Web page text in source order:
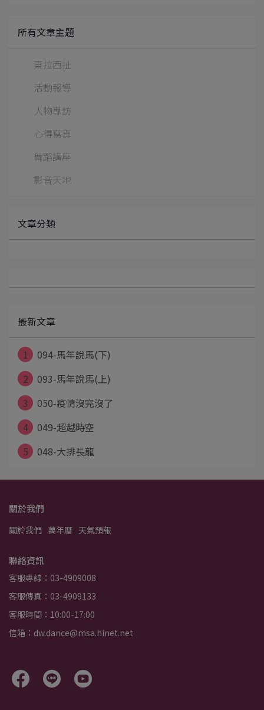
所有文章主題
東拉西扯
活動報導
人物專訪
心得寫真
舞蹈講座
影音天地
文章分類
最新文章
1
094-馬年說馬(下)
2
093-馬年說馬(上)
3
050-疫情沒完沒了
4
049-超越時空
5
048-大排長龍
關於我們
關於我們 萬年曆 天氣預報
聯絡資訊
客服專線：03-4909008
客服傳真：03-4909133
客服時間：10:00-17:00
信箱：dw.dance@msa.hinet.net